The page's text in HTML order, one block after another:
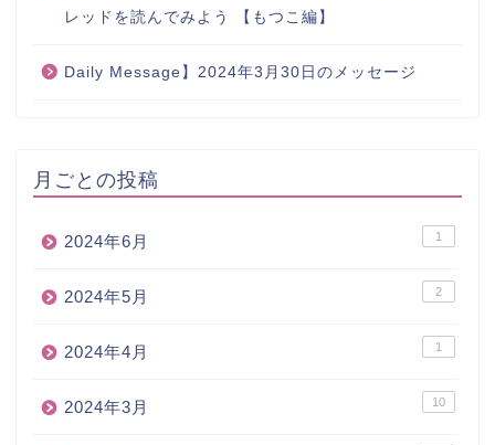
レッドを読んでみよう 【もつこ編】
Daily Message】2024年3月30日のメッセージ
月ごとの投稿
2024年6月 1
2024年5月 2
2024年4月 1
2024年3月 10